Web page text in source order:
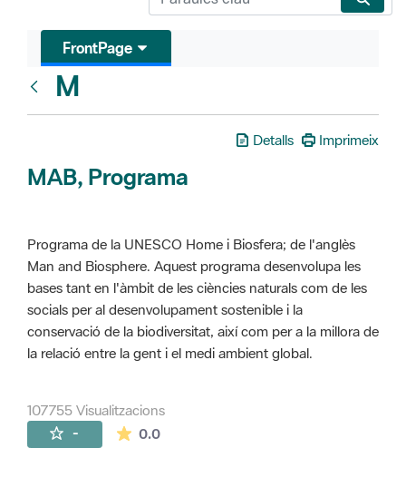
FrontPage
M
Detalls Imprimeix
MAB, Programa
Programa de la UNESCO Home i Biosfera; de l'anglès
Man and Biosphere. Aquest programa desenvolupa les
bases tant en l'àmbit de les ciències naturals com de les
socials per al desenvolupament sostenible i la
conservació de la biodiversitat, així com per a la millora de
la relació entre la gent i el medi ambient global.
107755 Visualitzacions
- 0.0La mitjana de les valoracions és de 0